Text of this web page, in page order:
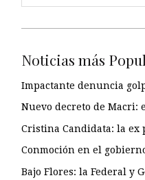
Noticias más
Impactante denuncia
Nuevo decreto de Macri:
Cristina Candidata: la
Conmoción en el
Bajo Flores: la Federal y